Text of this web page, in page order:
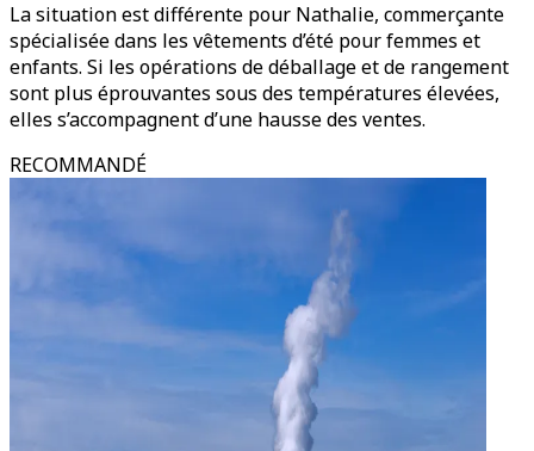
La situation est différente pour Nathalie, commerçante
spécialisée dans les vêtements d’été pour femmes et
enfants. Si les opérations de déballage et de rangement
sont plus éprouvantes sous des températures élevées,
elles s’accompagnent d’une hausse des ventes.
RECOMMANDÉ